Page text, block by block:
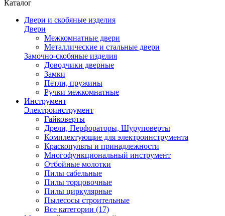
Каталог
Двери и скобяные изделия
Двери
Межкомнатные двери
Металлические и стальные двери
Замочно-скобяные изделия
Доводчики дверные
Замки
Петли, пружины
Ручки межкомнатные
Инструмент
Электроинструмент
Гайковерты
Дрели, Перфораторы, Шуруповерты
Комплектующие для электроинструмента
Краскопульты и принадлежности
Многофункциональный инструмент
Отбойные молотки
Пилы сабельные
Пилы торцовочные
Пилы циркулярные
Пылесосы строительные
Все категории (17)